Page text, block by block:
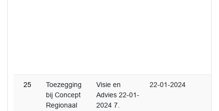
25
Toezegging
bij Concept
Regionaal
Visie en
Advies 22-01-
2024 7.
22-01-2024